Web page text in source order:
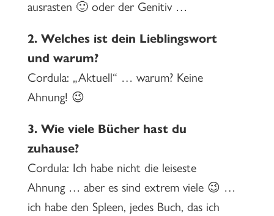
ausrasten 🙂 oder der Genitiv …
2. Welches ist dein Lieblingswort
und warum?
Cordula: „Aktuell“ … warum? Keine
Ahnung! 😉
3. Wie viele Bücher hast du
zuhause?
Cordula: Ich habe nicht die leiseste
Ahnung … aber es sind extrem viele 😉 …
ich habe den Spleen, jedes Buch, das ich